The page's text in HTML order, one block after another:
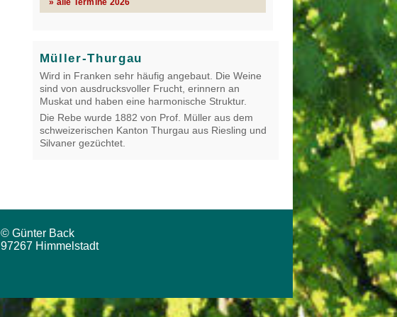
» alle Termine 2026
Müller-Thurgau
Wird in Franken sehr häufig angebaut. Die Weine
sind von ausdrucksvoller Frucht, erinnern an
Muskat und haben eine harmonische Struktur.
Die Rebe wurde 1882 von Prof. Müller aus dem
schweizerischen Kanton Thurgau aus Riesling und
Silvaner gezüchtet.
© Günter Back
97267 Himmelstadt